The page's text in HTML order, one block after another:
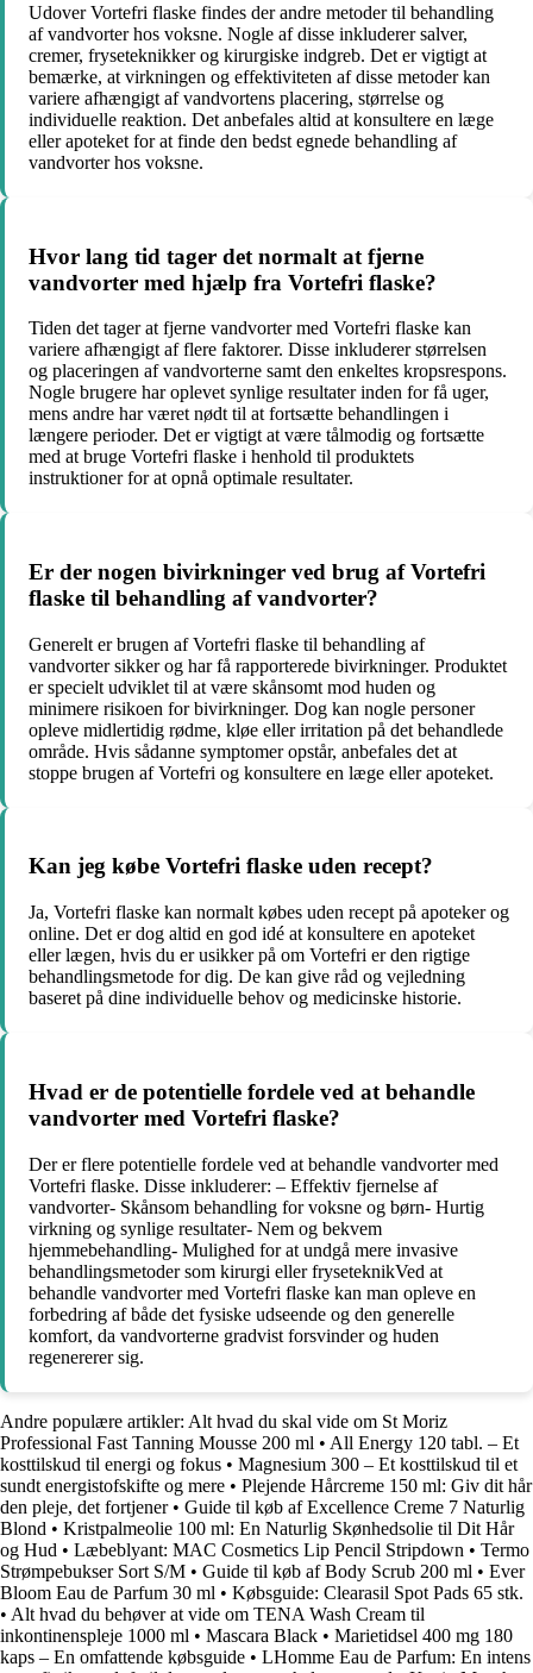
Udover Vortefri flaske findes der andre metoder til behandling
af vandvorter hos voksne. Nogle af disse inkluderer salver,
cremer, fryseteknikker og kirurgiske indgreb. Det er vigtigt at
bemærke, at virkningen og effektiviteten af disse metoder kan
variere afhængigt af vandvortens placering, størrelse og
individuelle reaktion. Det anbefales altid at konsultere en læge
eller apoteket for at finde den bedst egnede behandling af
vandvorter hos voksne.
Hvor lang tid tager det normalt at fjerne
vandvorter med hjælp fra Vortefri flaske?
Tiden det tager at fjerne vandvorter med Vortefri flaske kan
variere afhængigt af flere faktorer. Disse inkluderer størrelsen
og placeringen af vandvorterne samt den enkeltes kropsrespons.
Nogle brugere har oplevet synlige resultater inden for få uger,
mens andre har været nødt til at fortsætte behandlingen i
længere perioder. Det er vigtigt at være tålmodig og fortsætte
med at bruge Vortefri flaske i henhold til produktets
instruktioner for at opnå optimale resultater.
Er der nogen bivirkninger ved brug af Vortefri
flaske til behandling af vandvorter?
Generelt er brugen af Vortefri flaske til behandling af
vandvorter sikker og har få rapporterede bivirkninger. Produktet
er specielt udviklet til at være skånsomt mod huden og
minimere risikoen for bivirkninger. Dog kan nogle personer
opleve midlertidig rødme, kløe eller irritation på det behandlede
område. Hvis sådanne symptomer opstår, anbefales det at
stoppe brugen af Vortefri og konsultere en læge eller apoteket.
Kan jeg købe Vortefri flaske uden recept?
Ja, Vortefri flaske kan normalt købes uden recept på apoteker og
online. Det er dog altid en god idé at konsultere en apoteket
eller lægen, hvis du er usikker på om Vortefri er den rigtige
behandlingsmetode for dig. De kan give råd og vejledning
baseret på dine individuelle behov og medicinske historie.
Hvad er de potentielle fordele ved at behandle
vandvorter med Vortefri flaske?
Der er flere potentielle fordele ved at behandle vandvorter med
Vortefri flaske. Disse inkluderer: – Effektiv fjernelse af
vandvorter- Skånsom behandling for voksne og børn- Hurtig
virkning og synlige resultater- Nem og bekvem
hjemmebehandling- Mulighed for at undgå mere invasive
behandlingsmetoder som kirurgi eller fryseteknikVed at
behandle vandvorter med Vortefri flaske kan man opleve en
forbedring af både det fysiske udseende og den generelle
komfort, da vandvorterne gradvist forsvinder og huden
regenererer sig.
Andre populære artikler: Alt hvad du skal vide om St Moriz
Professional Fast Tanning Mousse 200 ml • All Energy 120 tabl. – Et
kosttilskud til energi og fokus • Magnesium 300 – Et kosttilskud til et
sundt energistofskifte og mere • Plejende Hårcreme 150 ml: Giv dit hår
den pleje, det fortjener• Guide til køb af Excellence Creme 7 Naturlig
Blond • Kristpalmeolie 100 ml: En Naturlig Skønhedsolie til Dit Hår
og Hud • Læbeblyant: MAC Cosmetics Lip Pencil Stripdown • Termo
Strømpebukser Sort S/M • Guide til køb af Body Scrub 200 ml • Ever
Bloom Eau de Parfum 30 ml • Købsguide: Clearasil Spot Pads 65 stk.
• Alt hvad du behøver at vide om TENA Wash Cream til
inkontinenspleje 1000 ml • Mascara Black • Marietidsel 400 mg 180
kaps – En omfattende købsguide • LHomme Eau de Parfum: En intens